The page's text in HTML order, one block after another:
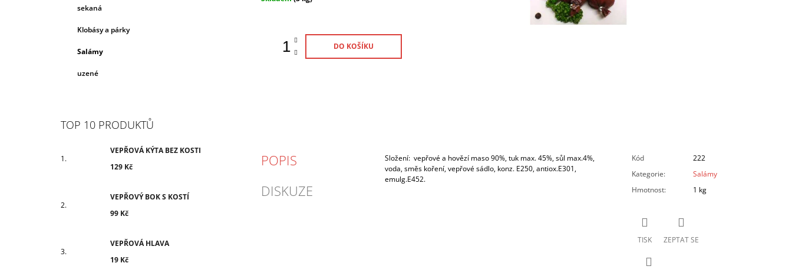
sekaná
Klobásy a párky
Salámy
uzené
TOP 10 PRODUKTŮ
VEPŘOVÁ KÝTA BEZ KOSTI
129 Kč
VEPŘOVÝ BOK S KOSTÍ
99 Kč
VEPŘOVÁ HLAVA
19 Kč
DO KOŠÍKU
POPIS
DISKUZE
Složení: vepřové a hovězí maso 90%, tuk max. 45%, sůl max.4%,
voda, směs koření, vepřové sádlo, konz. E250, antiox.E301,
emulg.E452.
Kód
222
Kategorie:
Salámy
Hmotnost: 1 kg
TISK ZEPTAT SE